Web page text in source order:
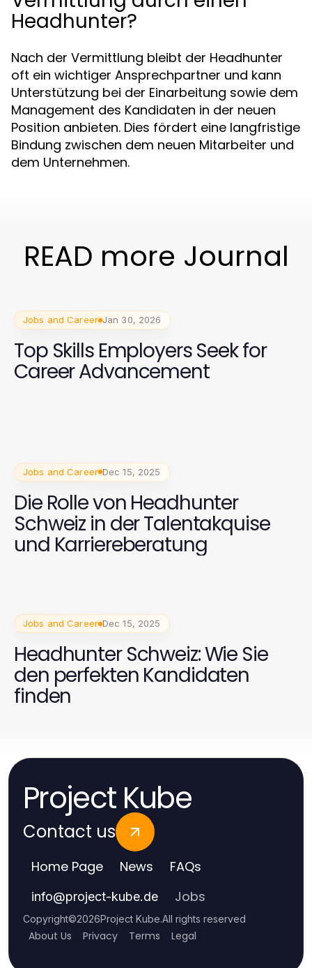
Headhunter?
Nach der Vermittlung bleibt der Headhunter
oft ein wichtiger Ansprechpartner und kann
Unterstützung bei der Einarbeitung sowie dem
Management des Kandidaten in der neuen
Position anbieten. Dies fördert eine langfristige
Bindung zwischen dem neuen Mitarbeiter und
dem Unternehmen.
READ more Journal
Jobs and Career Jan 30, 2026
Top Skills Employers Seek for
Career Advancement
Jobs and Career Dec 15, 2025
Die Rolle von Headhunter
Schweiz in der Talentakquise
und Karriereberatung
Jobs and Career Dec 15, 2025
Headhunter Schweiz: Wie Sie
den perfekten Kandidaten
finden
Project Kube
Contact us
Home Page News FAQs
info@project-kube.de Jobs
Copyright©2026Project Kube.All rights reserved
About Us Privacy Terms Legal